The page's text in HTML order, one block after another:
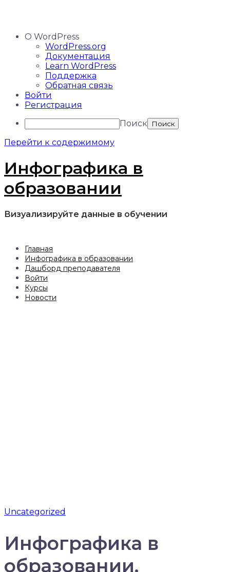
О WordPress
WordPress.org
Документация
Learn WordPress
Поддержка
Обратная связь
Войти
Регистрация
Поиск
Перейти к содержимому
Инфографика в
образовании
Визуализируйте данные в обучении
Главная
Инфографика в образовании
Дашборд преподавателя
Войти
Курсы
Новости
Uncategorized
Инфографика в
образовании.